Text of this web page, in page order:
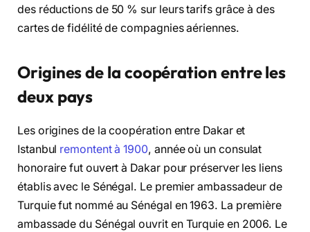
des réductions de 50 % sur leurs tarifs grâce à des
cartes de fidélité de compagnies aériennes.
Origines de la coopération entre les
deux pays
Les origines de la coopération entre Dakar et
Istanbul remontent à 1900, année où un consulat
honoraire fut ouvert à Dakar pour préserver les liens
établis avec le Sénégal. Le premier ambassadeur de
Turquie fut nommé au Sénégal en 1963. La première
ambassade du Sénégal ouvrit en Turquie en 2006. Le